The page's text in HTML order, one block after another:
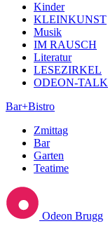
Kinder
KLEINKUNST
Musik
IM RAUSCH
Literatur
LESEZIRKEL
ODEON-TALK
Bar+Bistro
Zmittag
Bar
Garten
Teatime
Odeon Brugg